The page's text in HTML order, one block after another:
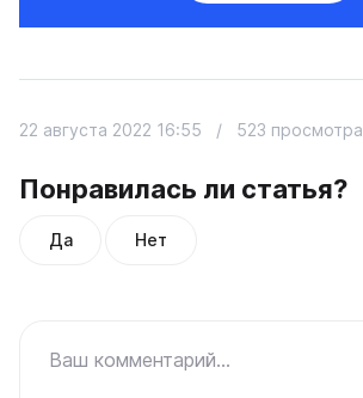
Понравилась ли статья?
Да Нет
22 августа 2022 16:55 / 523 просмотра
Ваш комментарий...